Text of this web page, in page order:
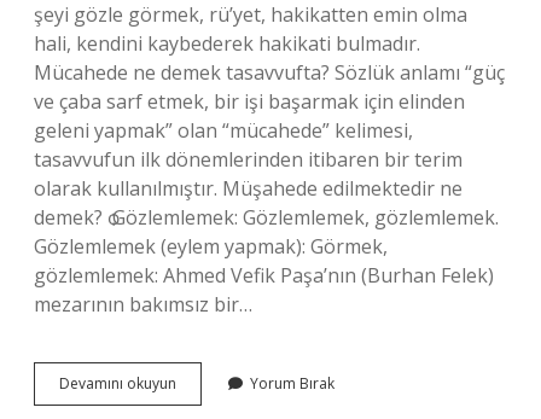
şeyi gözle görmek, rü’yet, hakikatten emin olma
hali, kendini kaybederek hakikati bulmadır.
Mücahede ne demek tasavvufta? Sözlük anlamı “güç
ve çaba sarf etmek, bir işi başarmak için elinden
geleni yapmak” olan “mücahede” kelimesi,
tasavvufun ilk dönemlerinden itibaren bir terim
olarak kullanılmıştır. Müşahede edilmektedir ne
demek? ѻ Gözlemlemek: Gözlemlemek, gözlemlemek.
Gözlemlemek (eylem yapmak): Görmek,
gözlemlemek: Ahmed Vefik Paşa’nın (Burhan Felek)
mezarının bakımsız bir…
Devamını okuyun Tasavvuf
Da
Yorum Bırak